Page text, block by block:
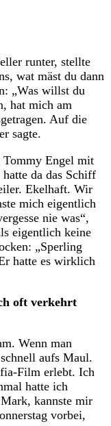
runter, stellte
wat mäst du dann
„Was willst du
hat mich am
Auf die
sagte.
Tommy Engel mit
da das Schiff
Ekelhaft. Wir
mich eigentlich
nie was“,
eigentlich keine
„Sperling
hatte es wirklich
oft verkehrt
Wenn man
aufs Maul.
Film erlebt. Ich
hatte ich
kannste mir
vorbei,